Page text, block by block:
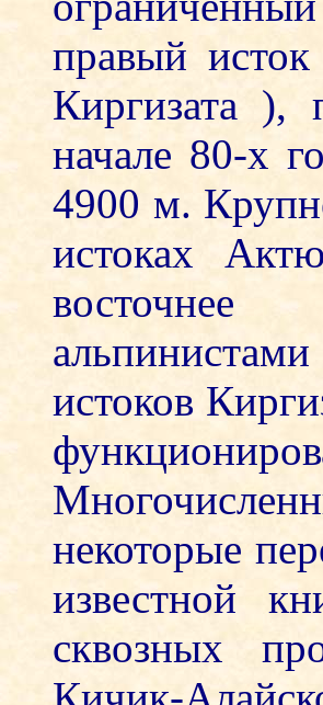
правый
Киргизата ),
начале 80-х
4900 м.
истоках
истоков
некоторые
известной
сквозных